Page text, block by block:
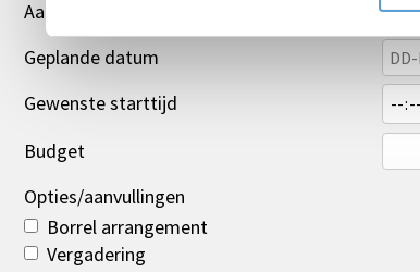
Aantal personen
Geplande datum
Gewenste starttijd
Budget
Opties/aanvullingen
Borrel arrangement
Vergadering